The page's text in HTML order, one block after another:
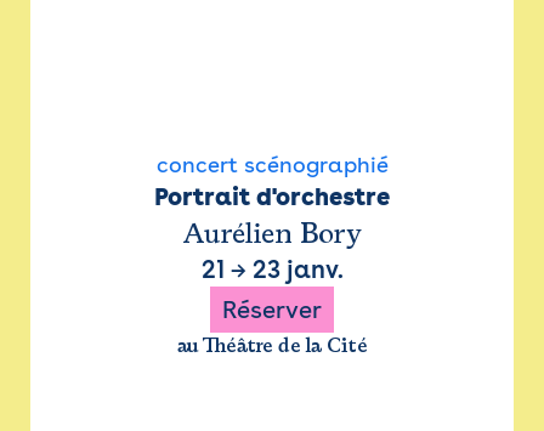
concert scénographié
Portrait d'orchestre
Aurélien Bory
21 → 23 janv.
Réserver
au Théâtre de la Cité